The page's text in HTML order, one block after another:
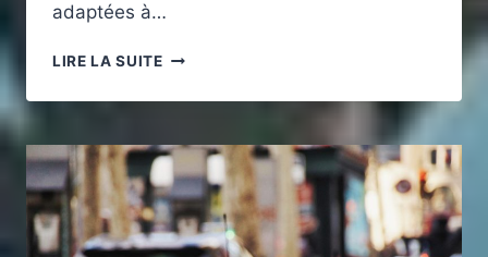
adaptées à…
LIRE LA SUITEQUELLE
DE
POUR
FIAT
DUCATO
130
MULTIJET